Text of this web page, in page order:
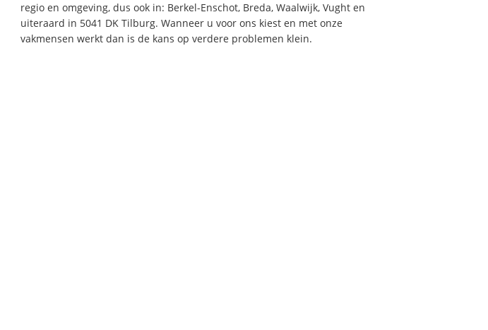
regio en omgeving, dus ook in: Berkel-Enschot, Breda, Waalwijk, Vught en
uiteraard in 5041 DK Tilburg. Wanneer u voor ons kiest en met onze
vakmensen werkt dan is de kans op verdere problemen klein.